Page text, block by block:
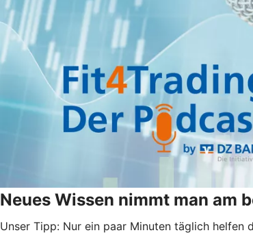
Neues Wissen nimmt man am
Unser Tipp: Nur ein paar Minuten täglich